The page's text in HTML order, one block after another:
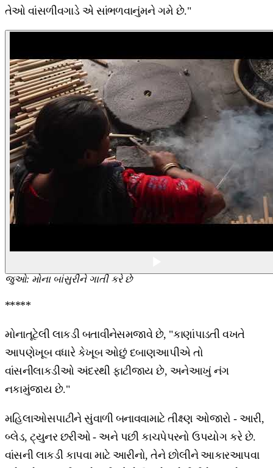
તેઓ વાંસળીવગાડે એ સાંભળવાનુંમને ગમે છે."
જુઓ: મોના બાંસુરીને ગાતી કરે છે
*****
મોનાતૂટેલી લાકડી બતાવીનેસમજાવે છે, "કાણાંપાડતી વખતે
આપણેખૂબ વધારે કેખૂબ ઓછું દબાણઆપીએ તો
વાંસનીલાકડીઓ અંદરથી ફાટીજાય છે, અનેઆખું નંગ
નકામુંજાય છે."
મહિલાઓસપાટીને સુંવાળી બનાવવામાટે તીક્ષ્ણ ઓજારો - આરી,
બ્લેડ, ટ્યુનર છરીઓ - અને પછી કાચપેપરનો ઉપયોગ કરે છે.
વાંસની લાકડી કાપવા માટે આરીનો, તેને છોલીને આકારઆપવા